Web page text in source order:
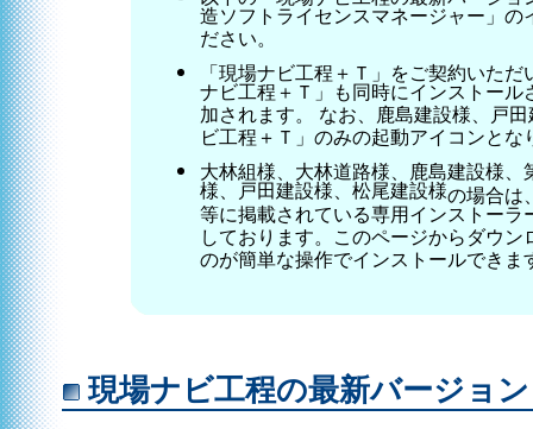
造ソフトライセンスマネージャー」の
ださい。
「現場ナビ工程＋Ｔ」をご契約いた
ナビ工程＋Ｔ」も同時にインストール
加されます。 なお、鹿島建設様、戸
ビ工程＋Ｔ」のみの起動アイコンとな
大林組様、大林道路様、鹿島建設様、
様、戸田建設様、松尾建設様の場合は
等に掲載されている専用インストーラ
しております。このページからダウ
のが簡単な操作でインストールできま
現場ナビ工程の最新バージョ